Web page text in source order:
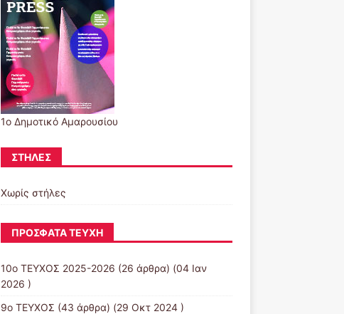
1ο Δημοτικό Αμαρουσίου
ΣΤΉΛΕΣ
Χωρίς στήλες
ΠΡΌΣΦΑΤΑ ΤΕΎΧΗ
10o ΤΕΥΧΟΣ 2025-2026 (26 άρθρα) (04 Ιαν
2026 )
9ο ΤΕΥΧΟΣ (43 άρθρα) (29 Οκτ 2024 )